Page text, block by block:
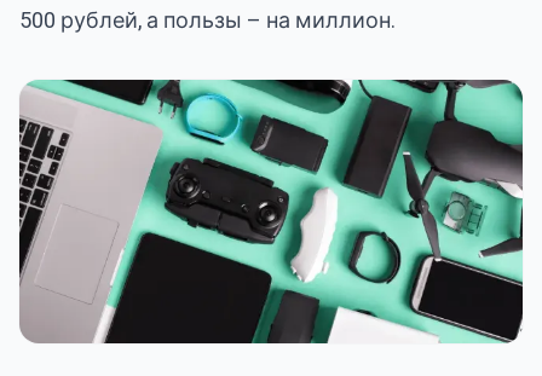
500 рублей, а пользы – на миллион.